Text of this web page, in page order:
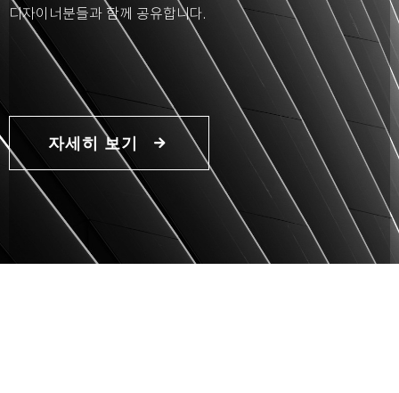
디자이너분들과 함께 공유합니다.
자세히 보기